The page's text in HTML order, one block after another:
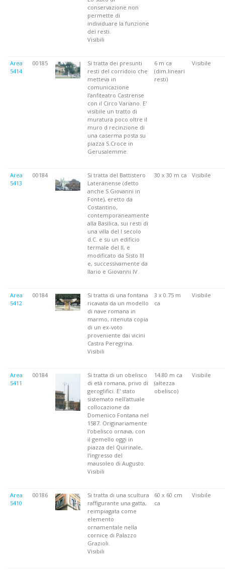
conservazione non
permette di
individuare la funzione
dei resti.
Visibili
Area
5414
00185
Si tratta dei presunti
resti del corridoio che
metteva in
comunicazione
l'anfiteatro Castrense
con il Circo Variano. E'
visibile un tratto di
muratura poco oltre il
muro d recinzione di
una caserma posta su
piazza S.Croce in
Gerusalemme.
6 m ca
(dim.lineari
resti)
Visibile
Area
5413
00184
Si tratta del Battistero
Lateranense (detto
anche S.Giovanni in
Fonte), eretto da
Costantino,
contemporaneamente
alla Basilica, sui resti di
una villa del I secolo
d.C. e su un edificio
termale del II, e
modificato da Sisto III
e, successivamente da
Ilario e Giovanni IV.
30 x 30 m ca Visibile
Area
5412
00184
Si tratta di una fontana
ricavata da un modello
di nave romana in
marmo, ritenuta copia
di un ex-voto
proveniente dai vicini
Castra Peregrina.
Visibili
3 x 0.75 m
ca
Visibile
Area
5411
00184
Si tratta di un obelisco
di età romana, privo di
geroglifici. E' stato
sistemato nell'attuale
collocazione da
Domenico Fontana nel
1587. Originariamente
l'obelisco ornava, con
il gemello oggi in
piazza del Quirinale,
l'ingresso del
mausoleo di Augusto.
Visibili
14.80 m ca
(altezza
obelisco)
Visibile
Area
5410
00186
Si tratta di una scultura
raffigurante una gatta,
reimpiagata come
elemento
ornamentale nella
cornice di Palazzo
Grazioli.
Visibili
60 x 60 cm
ca
Visibile